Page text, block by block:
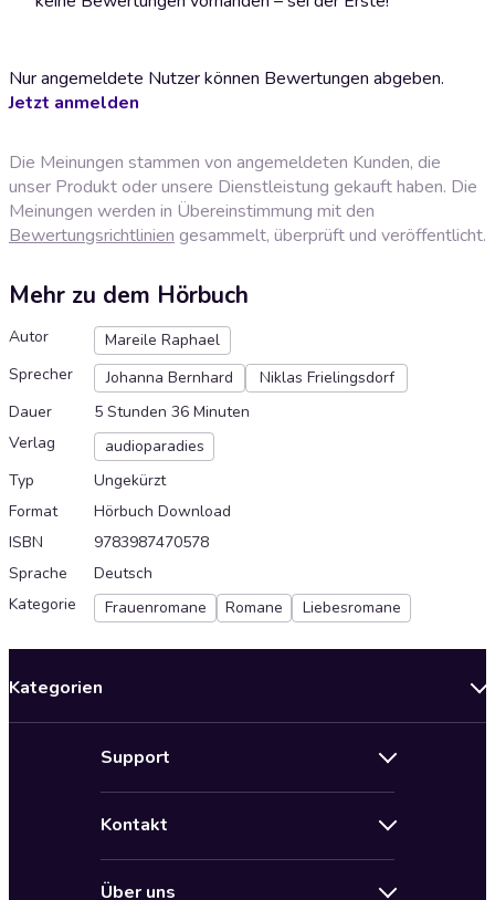
Nur angemeldete Nutzer können Bewertungen abgeben.
Jetzt anmelden
Die Meinungen stammen von angemeldeten Kunden, die
unser Produkt oder unsere Dienstleistung gekauft haben. Die
Meinungen werden in Übereinstimmung mit den
Bewertungsrichtlinien gesammelt, überprüft und veröffentlicht.
Mehr zu dem Hörbuch
Autor
Mareile Raphael
Sprecher
Johanna Bernhard
Niklas Frielingsdorf
Dauer
5 Stunden 36 Minuten
Verlag
audioparadies
Typ
Ungekürzt
Format
Hörbuch Download
ISBN
9783987470578
Sprache
Deutsch
Kategorie
Frauenromane Romane Liebesromane
Kategorien
Support
AGB für Audioteka Abo
Kontakt
Über uns